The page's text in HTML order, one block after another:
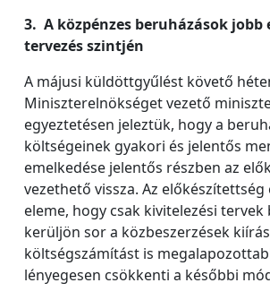
3. A közpénzes beruházások jobb
tervezés szintjén
A májusi küldöttgyűlést követő
Miniszterelnökséget vezető
egyeztetésen jeleztük, hogy a
költségeinek gyakori és jelentős
emelkedése jelentős részben az
vezethető vissza. Az
eleme, hogy csak kivitelezési
kerüljön sor a közbeszerzések
költségszámítást is
lényegesen csökkenti a későbbi